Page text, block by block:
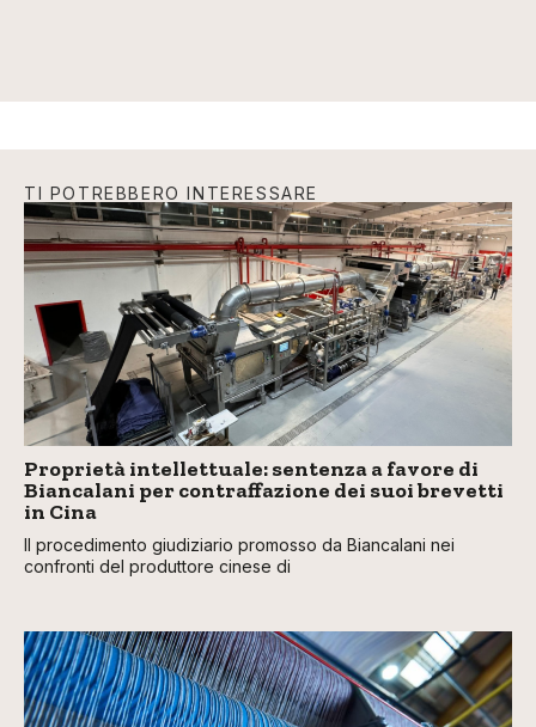
TI POTREBBERO INTERESSARE
Proprietà intellettuale: sentenza a favore di
Biancalani per contraffazione dei suoi brevetti
in Cina
Il procedimento giudiziario promosso da Biancalani nei
confronti del produttore cinese di